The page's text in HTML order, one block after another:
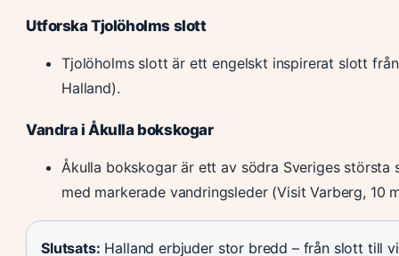
Utforska Tjolöholms slott
Tjolöholms slott är ett engelskt inspirerat slott
Halland).
Vandra i Åkulla bokskogar
Åkulla bokskogar är ett av södra Sveriges största
med markerade vandringsleder (Visit Varberg, 10
Slutsats: Halland erbjuder stor bredd – från slott till